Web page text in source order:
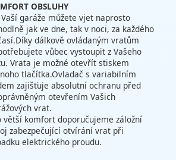
OBSLUHY
Vaší garáže můžete vjet naprosto
jak ve dne, tak v noci, za každého
dálkově ovládaným vratům
vůbec vystoupit z Vašeho
Vrata je možné otevřít stiskem
tlačítka.Ovladač s variabilním
zajišťuje absolutní ochranu před
otevřením Vašich
vrat.
větší komfort doporučujeme záložní
zabezpečující otvírání vrat při
elektrického proudu.